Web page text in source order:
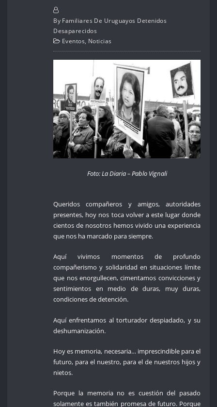
By Familiares De Uruguayos Detenidos
Desaparecidos
Eventos, Noticias
Foto: La Diaria – Pablo Vignali
Queridos compañeros y amigos, autoridades
presentes, hoy nos toca volver a este lugar donde
cientos de nosotros hemos vivido una experiencia
que nos ha marcado para siempre.
Aquí vivimos momentos de profundo
compañerismo y solidaridad en situaciones límite
que nos enorgullecen, cimentamos convicciones y
sentimientos en medio de duras, muy duras,
condiciones de detención.
Aquí enfrentamos al torturador despiadado, y su
deshumanización.
Hoy es memoria, necesaria… imprescindible para el
futuro, para el nuestro, para el de nuestros hijos y
nietos.
Porque la memoria no es cuestión del pasado
solamente es también promesa de futuro. Porque